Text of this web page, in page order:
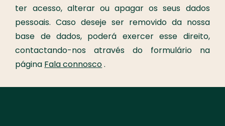
ter acesso, alterar ou apagar os seus dados
pessoais. Caso deseje ser removido da nossa
base de dados, poderá exercer esse direito,
contactando-nos através do formulário na
página Fala connosco.